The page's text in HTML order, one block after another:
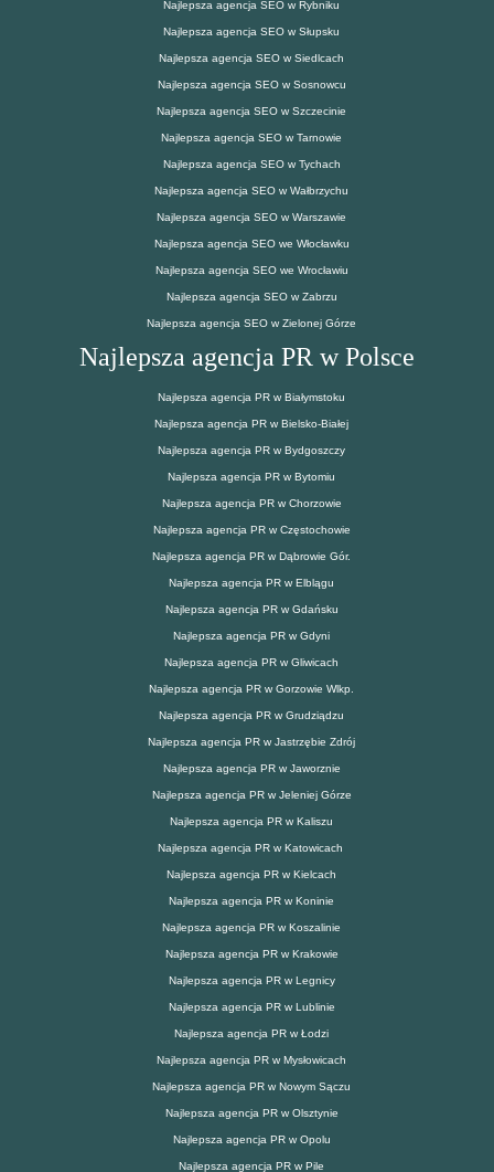
Najlepsza agencja SEO w Rybniku
Najlepsza agencja SEO w Słupsku
Najlepsza agencja SEO w Siedlcach
Najlepsza agencja SEO w Sosnowcu
Najlepsza agencja SEO w Szczecinie
Najlepsza agencja SEO w Tarnowie
Najlepsza agencja SEO w Tychach
Najlepsza agencja SEO w Wałbrzychu
Najlepsza agencja SEO w Warszawie
Najlepsza agencja SEO we Włocławku
Najlepsza agencja SEO we Wrocławiu
Najlepsza agencja SEO w Zabrzu
Najlepsza agencja SEO w Zielonej Górze
Najlepsza agencja PR w Polsce
Najlepsza agencja PR w Białymstoku
Najlepsza agencja PR w Bielsko-Białej
Najlepsza agencja PR w Bydgoszczy
Najlepsza agencja PR w Bytomiu
Najlepsza agencja PR w Chorzowie
Najlepsza agencja PR w Częstochowie
Najlepsza agencja PR w Dąbrowie Gór.
Najlepsza agencja PR w Elblągu
Najlepsza agencja PR w Gdańsku
Najlepsza agencja PR w Gdyni
Najlepsza agencja PR w Gliwicach
Najlepsza agencja PR w Gorzowie Wlkp.
Najlepsza agencja PR w Grudziądzu
Najlepsza agencja PR w Jastrzębie Zdrój
Najlepsza agencja PR w Jaworznie
Najlepsza agencja PR w Jeleniej Górze
Najlepsza agencja PR w Kaliszu
Najlepsza agencja PR w Katowicach
Najlepsza agencja PR w Kielcach
Najlepsza agencja PR w Koninie
Najlepsza agencja PR w Koszalinie
Najlepsza agencja PR w Krakowie
Najlepsza agencja PR w Legnicy
Najlepsza agencja PR w Lublinie
Najlepsza agencja PR w Łodzi
Najlepsza agencja PR w Mysłowicach
Najlepsza agencja PR w Nowym Sączu
Najlepsza agencja PR w Olsztynie
Najlepsza agencja PR w Opolu
Najlepsza agencja PR w Pile